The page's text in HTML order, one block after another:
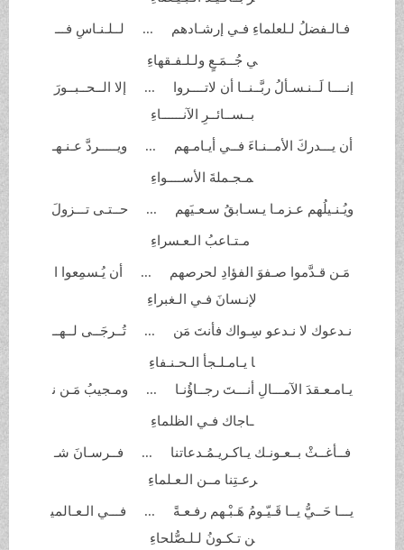
فـالـفضلُ لـلعلماءِ فـيإرشـادهم ... لــلـنـاسِ فـــ
ي جُــمَـعٍ ولـلـفـقهاءِ
إنــــا لَــنـسـألُ ربَّــنــا أن لاتــــروا ... إلا الــحــبــورَ
بــســائــرِالآنــــــاءِ
أن يـــدركَ الأمــنـاءَ فــيأيـامـهم ... ويـــــردَّ عـنـهـ
مـجـملةَالأســــواءِ
ويُـنـيلُهم عـزمـا يـسـابقُسـعـيَهم ... حــتـى تـــزولَ
مـتـاعبُالـعـسراءِ
مَـن قـدَّموا صـفوَ الفؤادِ لحرصهم ... أن يُـسمِعوا ا
لإنـسانَ فـيالـغبراءِ
نـدعوك لا نـدعو سِـواك فأنتَمَن ... تُــرجَــى لــهــ
ا يـامـلـجأ الـحـنـفاءِ
يـامـعـقدَ الآمـــالِ أنـــتَرجــاؤُنـا ... ومـجيبُ مَـن ن
ـاجاك فـيالظلماءِ
‏فــأغــثْ بــعـونـك يـاكـريـمُـدعاتنا ... فــرسـانَ شـ
رعـتِنا مــنالـعـلماءِ
يـــا حَــيُّ يــا قَـيّـومُ هَـبْـهم رفـعـةً ... فـــي الـعـالمي
ن تـكـونُ لـلـصُّلحاءِ